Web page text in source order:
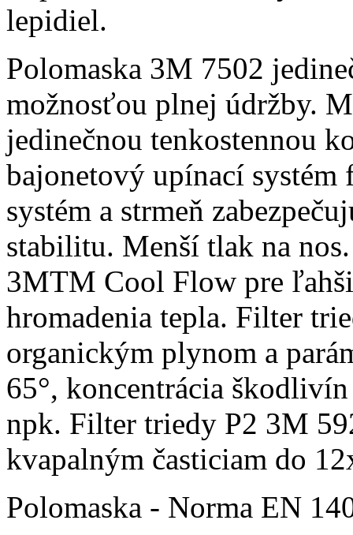
lepidiel.
Polomaska 3M 7502
možnosťou plnej údržby.
jedinečnou tenkostennou
bajonetový upínací
systém a strmeň
stabilitu. Menší tlak na
3MTM Cool Flow pre
hromadenia tepla. Filter
organickým plynom a
65°, koncentrácia
npk. Filter triedy P2 3M
kvapalným časticiam do
Polomaska - Norma EN